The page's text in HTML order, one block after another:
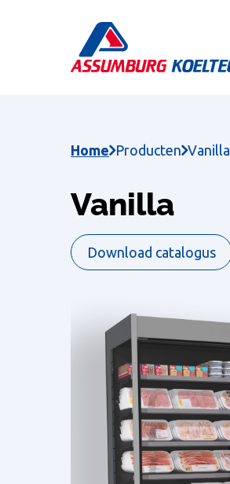
Home Producten Vanilla
Vanilla
Download catalogus